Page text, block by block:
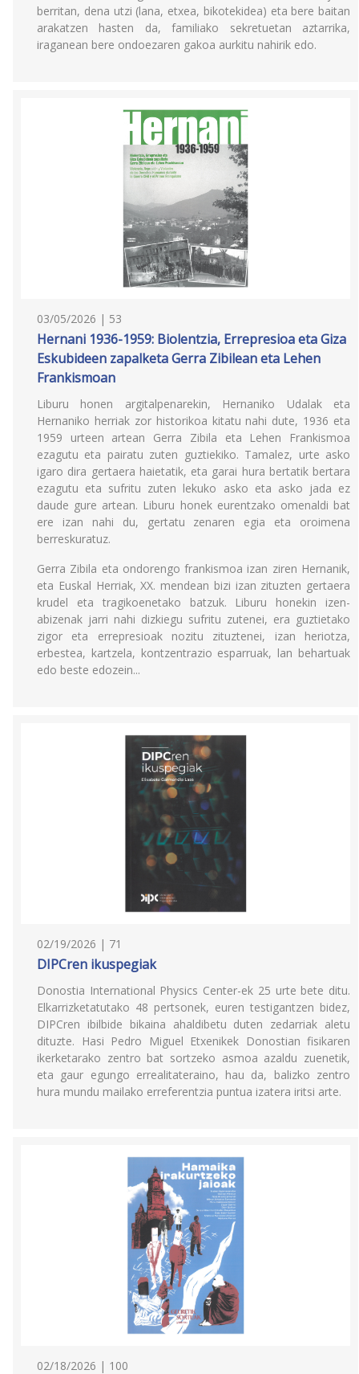
berritan, dena utzi (lana, etxea, bikotekidea) eta bere baitan
arakatzen hasten da, familiako sekretuetan aztarrika,
iraganean bere ondoezaren gakoa aurkitu nahirik edo.
03/05/2026 | 53
Hernani 1936-1959: Biolentzia, Errepresioa eta Giza
Eskubideen zapalketa Gerra Zibilean eta Lehen
Frankismoan
Liburu honen argitalpenarekin, Hernaniko Udalak eta
Hernaniko herriak zor historikoa kitatu nahi dute, 1936 eta
1959 urteen artean Gerra Zibila eta Lehen Frankismoa
ezagutu eta pairatu zuten guztiekiko. Tamalez, urte asko
igaro dira gertaera haietatik, eta garai hura bertatik bertara
ezagutu eta sufritu zuten lekuko asko eta asko jada ez
daude gure artean. Liburu honek eurentzako omenaldi bat
ere izan nahi du, gertatu zenaren egia eta oroimena
berreskuratuz.
Gerra Zibila eta ondorengo frankismoa izan ziren Hernanik,
eta Euskal Herriak, XX. mendean bizi izan zituzten gertaera
krudel eta tragikoenetako batzuk. Liburu honekin izen-
abizenak jarri nahi dizkiegu sufritu zutenei, era guztietako
zigor eta errepresioak nozitu zituztenei, izan heriotza,
erbestea, kartzela, kontzentrazio esparruak, lan behartuak
edo beste edozein...
02/19/2026 | 71
DIPCren ikuspegiak
Donostia International Physics Center-ek 25 urte bete ditu.
Elkarrizketatutako 48 pertsonek, euren testigantzen bidez,
DIPCren ibilbide bikaina ahaldibetu duten zedarriak aletu
dituzte. Hasi Pedro Miguel Etxenikek Donostian fisikaren
ikerketarako zentro bat sortzeko asmoa azaldu zuenetik,
eta gaur egungo errealitateraino, hau da, balizko zentro
hura mundu mailako erreferentzia puntua izatera iritsi arte.
02/18/2026 | 100